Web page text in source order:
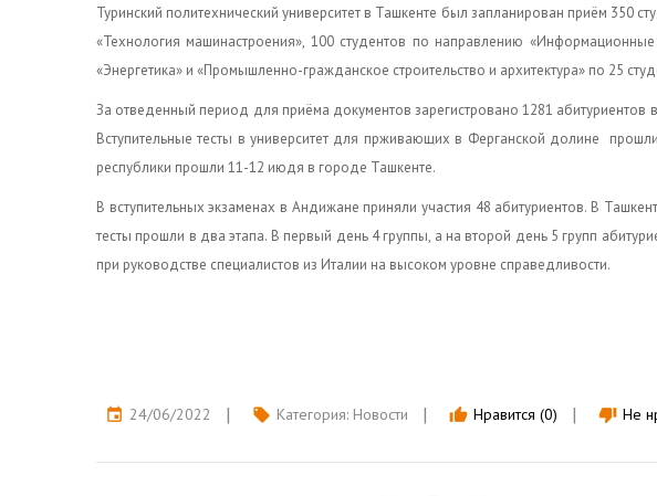
Туринский политехнический университет в Ташкенте был запланирован приём 350
«Технология машинастроения», 100 студентов по направлению
«Энергетика» и «Промышленно-гражданское строительство и архитектура» по 25
За отведенный период для приёма документов зарегистровано 1281
Вступительные тесты в университет для прживающих в Ферганской долине
республики прошли 11-12 июдя в городе Ташкенте.
В вступительных экзаменах в Андижане приняли участия 48 абитуриентов. В
тесты прошли в два этапа. В первый день 4 группы, а на второй день 5 групп
при руководстве специалистов из Италии на высоком уровне справедливости.
event 24/06/2022 local_offer Категория: Новости thumb_up Нравится (0) thumb_down Не